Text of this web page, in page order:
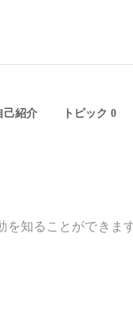
己紹介 トピック 0
知ることができま